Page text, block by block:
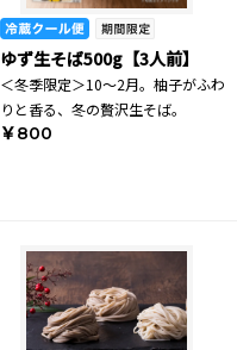
ゆず生そば500g【3人前】
＜冬季限定＞10～2月。柚子がふわ
りと香る、冬の贅沢生そば。
￥800